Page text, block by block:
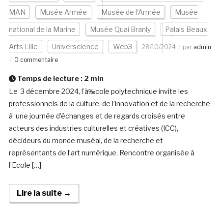
MAN Musée Armée Musée de l'Armée Musée
national de la Marine Musée Quai Branly Palais Beaux
Arts Lille Universcience Web3 28/10/2024 par admin
0 commentaire
Temps de lecture : 2 min
Le 3 décembre 2024, l’à‰cole polytechnique invite les
professionnels de la culture, de l’innovation et de la recherche
à une journée d’échanges et de regards croisés entre
acteurs des industries culturelles et créatives (ICC),
décideurs du monde muséal, de la recherche et
représentants de l’art numérique. Rencontre organisée à
l’Ecole […]
Lire la suite →